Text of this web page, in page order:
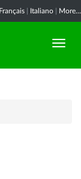
Français Italiano More...